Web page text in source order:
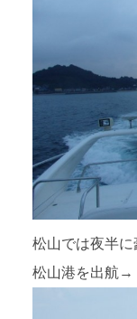
松山では夜半
松山港を出航→